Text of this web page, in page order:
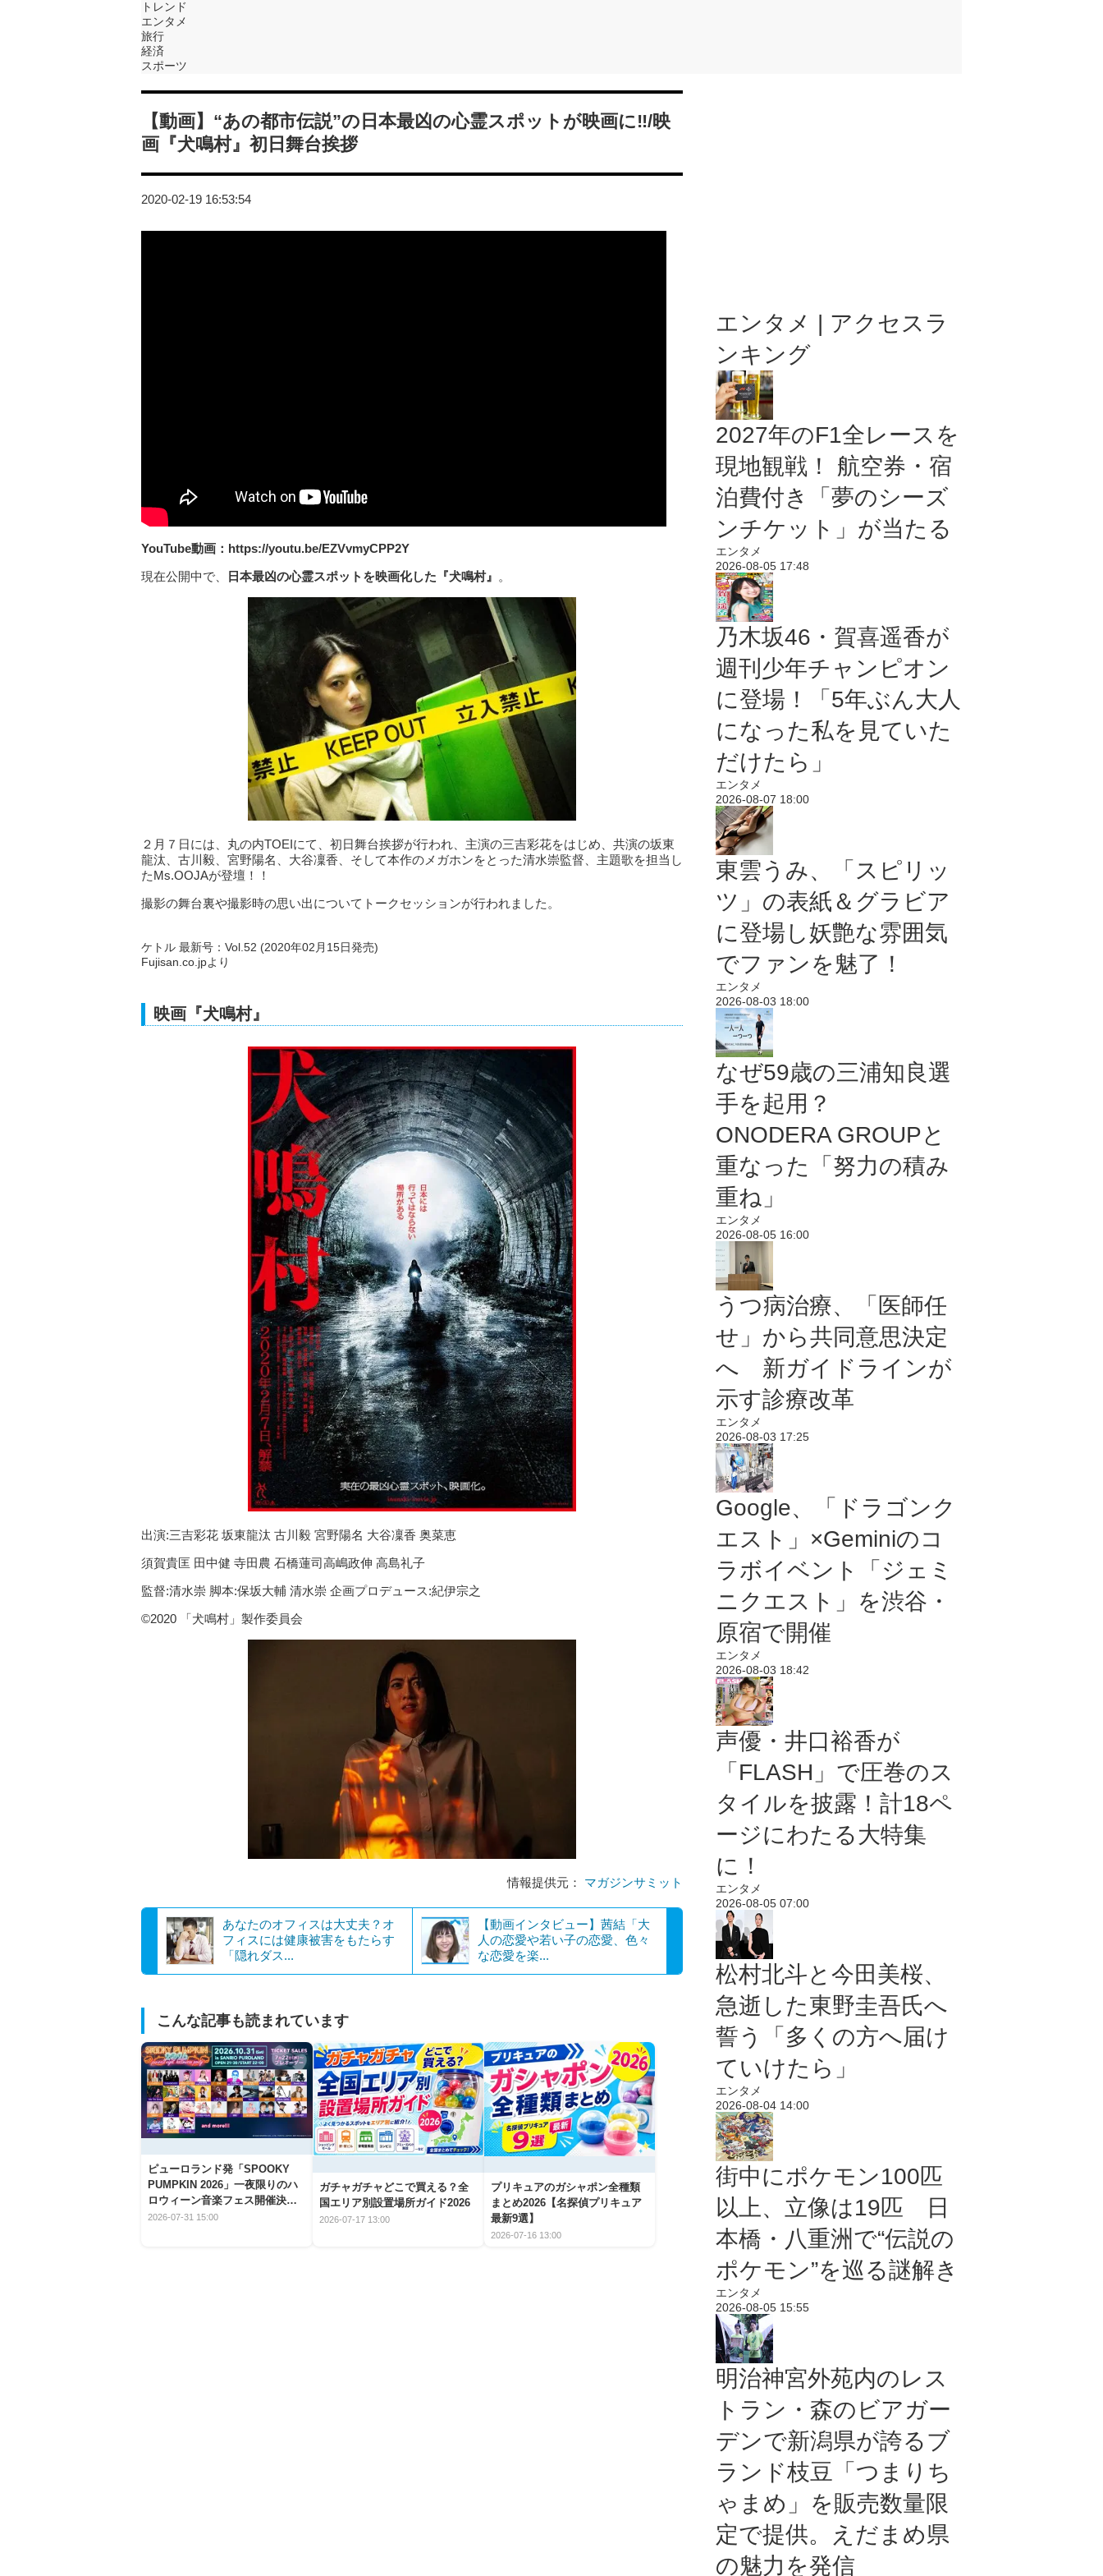
トレンド
エンタメ
旅行
経済
スポーツ
【動画】“あの都市伝説”の日本最凶の心霊スポットが映画に‼/映
画『犬鳴村』初日舞台挨拶
2020-02-19 16:53:54
YouTube動画：https://youtu.be/EZVvmyCPP2Y
現在公開中で、
日本最凶の心霊スポットを映画化した『犬鳴村』 。
２月７日には、丸の内TOEIにて、初日舞台挨拶が行われ、主演の三吉彩花をはじめ、共演の坂東
龍汰、古川毅、宮野陽名、大谷凜香、そして本作のメガホンをとった清水崇監督、主題歌を担当し
たMs.OOJAが登壇！！
撮影の舞台裏や撮影時の思い出についてトークセッションが行われました。
ケトル 最新号：Vol.52 (2020年02月15日発売)
Fujisan.co.jpより
映画『犬鳴村』
出演:三吉彩花 坂東龍汰 古川毅 宮野陽名 大谷凜香 奥菜恵
須賀貴匡 田中健 寺田農 石橋蓮司高嶋政伸 高島礼子
監督:清水崇 脚本:保坂大輔 清水崇 企画プロデュース:紀伊宗之
©2020 「犬鳴村」製作委員会
情報提供元： マガジンサミット
あなたのオフィスは大丈夫？オ
フィスには健康被害をもたらす
「隠れダス...
【動画インタビュー】茜結「大
人の恋愛や若い子の恋愛、色々
な恋愛を楽...
こんな記事も読まれています
ピューロランド発「SPOOKY
PUMPKIN 2026」一夜限りのハ
ロウィーン音楽フェス開催決
定！
2026-07-31 15:00
ガチャガチャどこで買える？全
国エリア別設置場所ガイド2026
2026-07-17 13:00
プリキュアのガシャポン全種類
まとめ2026【名探偵プリキュア
最新9選】
2026-07-16 13:00
エンタメ | アクセスラ
ンキング
2027年のF1全レースを
現地観戦！ 航空券・宿
泊費付き「夢のシーズ
ンチケット」が当たる
エンタメ
2026-08-05 17:48
乃木坂46・賀喜遥香が
週刊少年チャンピオン
に登場！「5年ぶん大人
になった私を見ていた
だけたら」
エンタメ
2026-08-07 18:00
東雲うみ、「スピリッ
ツ」の表紙＆グラビア
に登場し妖艶な雰囲気
でファンを魅了！
エンタメ
2026-08-03 18:00
なぜ59歳の三浦知良選
手を起用？
ONODERA GROUPと
重なった「努力の積み
重ね」
エンタメ
2026-08-05 16:00
うつ病治療、「医師任
せ」から共同意思決定
へ 新ガイドラインが
示す診療改革
エンタメ
2026-08-03 17:25
Google、「ドラゴンク
エスト」×Geminiのコ
ラボイベント「ジェミ
ニクエスト」を渋谷・
原宿で開催
エンタメ
2026-08-03 18:42
声優・井口裕香が
「FLASH」で圧巻のス
タイルを披露！計18ペ
ージにわたる大特集
に！
エンタメ
2026-08-05 07:00
松村北斗と今田美桜、
急逝した東野圭吾氏へ
誓う「多くの方へ届け
ていけたら」
エンタメ
2026-08-04 14:00
街中にポケモン100匹
以上、立像は19匹 日
本橋・八重洲で“伝説の
ポケモン”を巡る謎解き
エンタメ
2026-08-05 15:55
明治神宮外苑内のレス
トラン・森のビアガー
デンで新潟県が誇るブ
ランド枝豆「つまりち
ゃまめ」を販売数量限
定で提供。えだまめ県
の魅力を発信